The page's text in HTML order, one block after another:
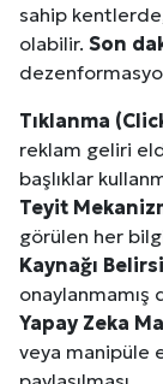
sahip
olabilir. Son
Tıklanma
reklam geliri
başlıklar
Teyit
görülen her
Kaynağı
onaylanmamış
Yapay Zeka
veya manipüle